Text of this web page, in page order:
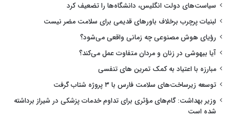
سیاست‌های دولت انگلیس، دانشگاه‌ها را تضعیف کرد
لبنیات پرچرب برخلاف باورهای قدیمی برای سلامت مضر نیست
رؤیای هوش مصنوعی چه زمانی واقعی می‌شود؟
آیا بیهوشی در زنان و مردان متفاوت عمل می‌کند؟
مبارزه با اعتیاد به کمک تمرین های تنفسی
توسعه زیرساخت‌های سلامت فارس با ۳ پروژه شتاب گرفت
وزیر بهداشت: گام‌های مؤثری برای تداوم خدمات پزشکی در شیراز برداشته
شده است